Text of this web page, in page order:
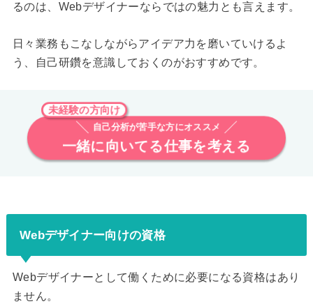
るのは、Webデザイナーならではの魅力とも言えます。
日々業務もこなしながらアイデア力を磨いていけるよ
う、自己研鑽を意識しておくのがおすすめです。
未経験の方向け
自己分析が苦手な方にオススメ
一緒に向いてる仕事を考える
Webデザイナー向けの資格
Webデザイナーとして働くために必要になる資格はあり
ません。